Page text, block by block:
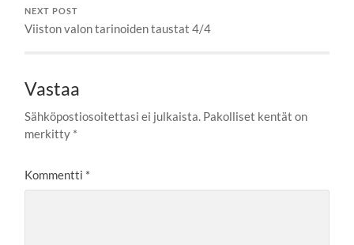
NEXT POST
Viiston valon tarinoiden taustat 4/4
Vastaa
Sähköpostiosoitettasi ei julkaista. Pakolliset kentät on
merkitty *
Kommentti *